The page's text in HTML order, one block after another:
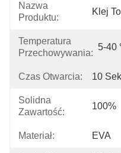
Nazwa
Produktu:
Klej
Temperatura
Przechowywania:
5-
Czas Otwarcia: 10
Solidna
Zawartość:
100%
Materiał: EVA